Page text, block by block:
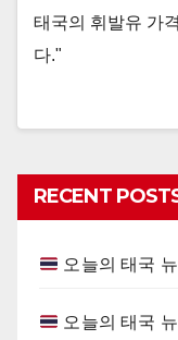
태국의 휘발유 가
다."
RECENT
오늘의 태국
오늘의 태국